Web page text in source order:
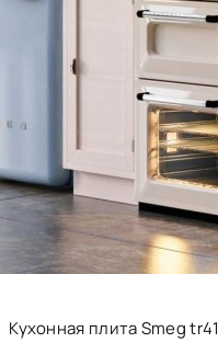
Кухонная плита Smeg